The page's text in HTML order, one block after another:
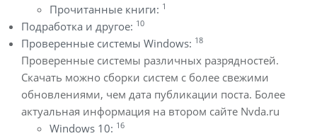
Прочитанные книги: 1
Подработка и другое: 10
Проверенные системы Windows: 18
Проверенные системы различных разрядностей.
Скачать можно сборки систем с более свежими
обновлениями, чем дата публикации поста. Более
актуальная информация на втором сайте Nvda.ru
Windows 10: 16